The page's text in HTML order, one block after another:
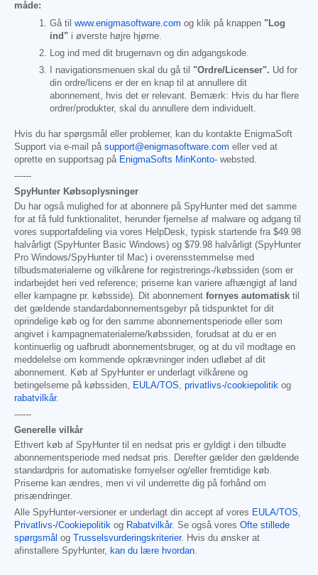
måde:
Gå til www.enigmasoftware.com og klik på knappen "Log
ind" i øverste højre hjørne.
Log ind med dit brugernavn og din adgangskode.
I navigationsmenuen skal du gå til "Ordre/Licenser". Ud for
din ordre/licens er der en knap til at annullere dit
abonnement, hvis det er relevant. Bemærk: Hvis du har flere
ordrer/produkter, skal du annullere dem individuelt.
Hvis du har spørgsmål eller problemer, kan du kontakte EnigmaSoft
Support via e-mail på support@enigmasoftware.com eller ved at
oprette en supportsag på EnigmaSofts MinKonto- websted.
------
SpyHunter Købsoplysninger
Du har også mulighed for at abonnere på SpyHunter med det samme
for at få fuld funktionalitet, herunder fjernelse af malware og adgang til
vores supportafdeling via vores HelpDesk, typisk startende fra $49.98
halvårligt (SpyHunter Basic Windows) og $79.98 halvårligt (SpyHunter
Pro Windows/SpyHunter til Mac) i overensstemmelse med
tilbudsmaterialerne og vilkårene for registrerings-/købssiden (som er
indarbejdet heri ved reference; priserne kan variere afhængigt af land
eller kampagne pr. købsside). Dit abonnement fornyes automatisk til
det gældende standardabonnementsgebyr på tidspunktet for dit
oprindelige køb og for den samme abonnementsperiode eller som
angivet i kampagnematerialerne/købssiden, forudsat at du er en
kontinuerlig og uafbrudt abonnementsbruger, og at du vil modtage en
meddelelse om kommende opkrævninger inden udløbet af dit
abonnement. Køb af SpyHunter er underlagt vilkårene og
betingelserne på købssiden, EULA/TOS, privatlivs-/cookiepolitik og
rabatvilkår.
------
Generelle vilkår
Ethvert køb af SpyHunter til en nedsat pris er gyldigt i den tilbudte
abonnementsperiode med nedsat pris. Derefter gælder den gældende
standardpris for automatiske fornyelser og/eller fremtidige køb.
Priserne kan ændres, men vi vil underrette dig på forhånd om
prisændringer.
Alle SpyHunter-versioner er underlagt din accept af vores EULA/TOS,
Privatlivs-/Cookiepolitik og Rabatvilkår. Se også vores Ofte stillede
spørgsmål og Trusselsvurderingskriterier. Hvis du ønsker at
afinstallere SpyHunter, kan du lære hvordan.